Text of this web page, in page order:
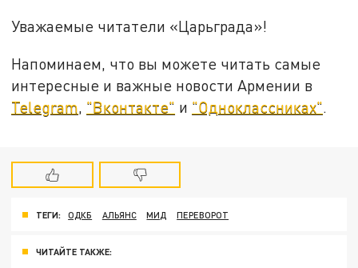
Уважаемые читатели «Царьграда»!
Напоминаем, что вы можете читать самые
интересные и важные новости Армении в
Telegram, "Вконтакте" и "Одноклассниках".
ТЕГИ: ОДКБ АЛЬЯНС МИД ПЕРЕВОРОТ
ЧИТАЙТЕ ТАКЖЕ: